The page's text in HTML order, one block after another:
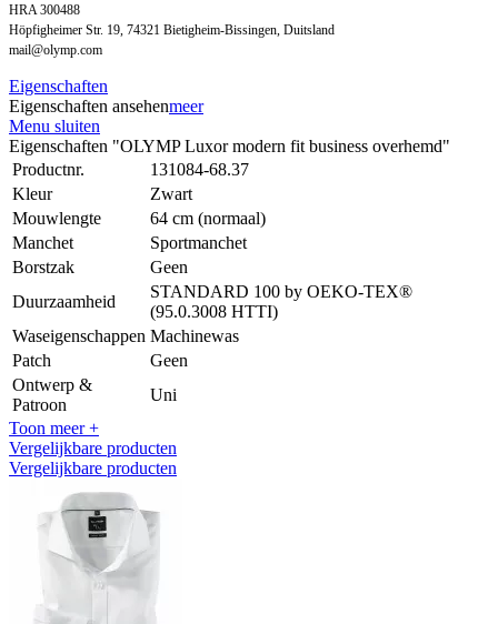
HRA 300488
Höpfigheimer Str. 19, 74321 Bietigheim-Bissingen, Duitsland
mail@olymp.com
Eigenschaften
Eigenschaften ansehenmeer
Menu sluiten
Eigenschaften "OLYMP Luxor modern fit business overhemd"
Productnr.
131084-68.37
Kleur
Zwart
Mouwlengte
64 cm (normaal)
Manchet
Sportmanchet
Borstzak
Geen
Duurzaamheid
STANDARD 100 by OEKO-TEX®
(95.0.3008 HTTI)
Waseigenschappen Machinewas
Patch
Geen
Ontwerp &
Patroon
Uni
Toon meer +
Vergelijkbare producten
Vergelijkbare producten